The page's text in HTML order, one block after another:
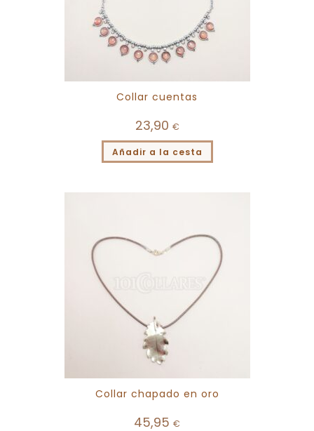
Collar cuentas
23,90 €
Añadir a la cesta
Collar chapado en oro
45,95 €